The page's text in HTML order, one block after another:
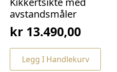
avstandsmåler
kr 13.490,00
Legg I Handlekurv